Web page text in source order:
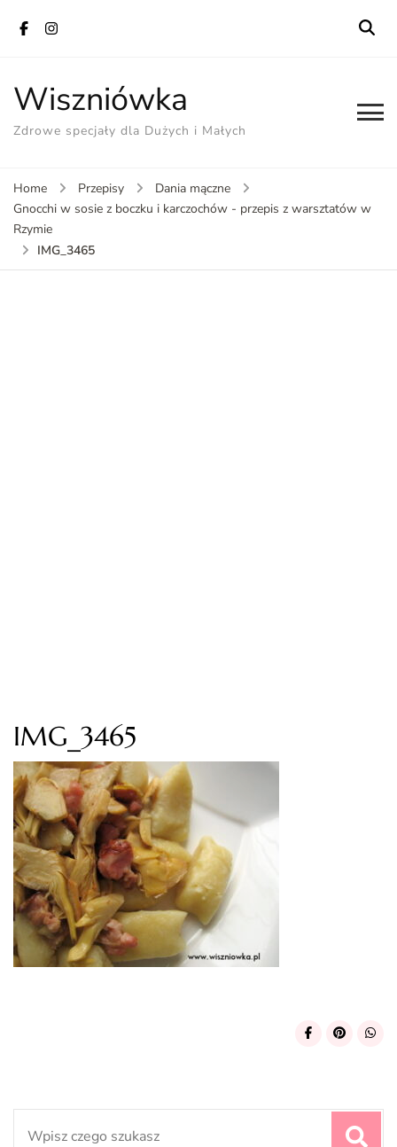
Wiszniówka
Zdrowe specjały dla Dużych i Małych
Home Przepisy
Dania mączne
Gnocchi w sosie z boczku i karczochów - przepis z warsztatów w
Rzymie
IMG_3465
IMG_3465